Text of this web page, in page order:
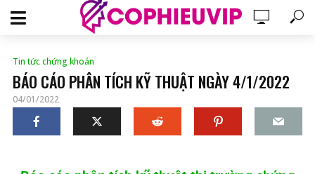
Tin tức chứng khoán
BÁO CÁO PHÂN TÍCH KỸ THUẬT NGÀY 4/1/2022
04/01/2022